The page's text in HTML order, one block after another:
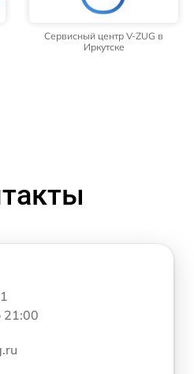
Сервисный центр V-ZUG в
Иркутске
21:00